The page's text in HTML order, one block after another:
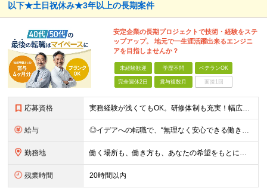
以下★土日祝休み★3年以上の長期案件
安定企業の長期プロジェクトで技術・経験をステ
ップアップ。 地元で一生涯活躍出来るエンジニ
アを目指しませんか？
未経験歓迎 学歴不問 ベテランOK
完全週休2日 賞与複数月 面接1回
応募資格 実務経験が浅くてもOK。研修体制も充実！幅広いプロジェクトで ■学歴不問 ■以前、エンジニアとして就業経験のある方歓迎！ ＼1つでも当てはまれば、大歓迎！／ ◇設計業務経験（機械・制御など分野不問
給与 ◎イデアへの転職で、“無理なく安心できる働き方”を。 月給35万円〜＋賞与年2回（前年度実績4ヶ月分） ★経験・スキル・年齢をしっかり考慮し決定します ★時間外手当は全額支給 ★試用期間6ヵ月（雇用
勤務地 働く場所も、働き方も、あなたの希望をもとに決めていきます。 本社のある静岡を中心に、関東・東海エリアで多彩なプロジェクトを展開中。 在宅・出社・リモート併用など、ライフスタイルに合わせて選べます。
残業時間 20時間以内